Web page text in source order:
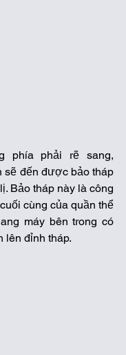
phía phải rẽ sang,
sẽ đến được bảo tháp
Bảo tháp này là công
cùng của quần thể
máy bên trong có
lên đỉnh tháp.